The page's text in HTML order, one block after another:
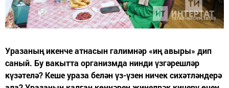
Уразаның икенче атнасын галимнәр «иң авыры» дип
саный. Бу вакытта организмда нинди үзгәрешләр
күзәтелә? Кеше ураза белән үз-үзен ничек сихәтләндерә